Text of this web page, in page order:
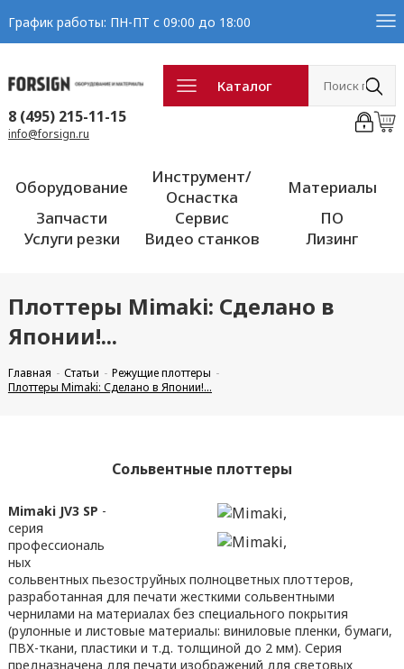
График работы: ПН-ПТ с 09:00 до 18:00
Каталог
8 (495) 215-11-15
info@forsign.ru
Оборудование
Инструмент/
Оснастка
Материалы
Запчасти
Сервис
ПО
Услуги резки
Видео станков Лизинг
Плоттеры Mimaki: Сделано в
Японии!...
Главная Статьи
Режущие плоттеры
Плоттеры Mimaki: Сделано в Японии!...
Сольвентные плоттеры
Mimaki JV3 SP -
серия
профессиональ
ных
сольвентных пьезоструйных полноцветных плоттеров,
разработанная для печати жесткими сольвентными
чернилами на материалах без специального покрытия
(рулонные и листовые материалы: виниловые пленки, бумаги,
ПВХ-ткани, пластики и т.д. толщиной до 2 мм). Серия
предназначена для печати изображений для световых